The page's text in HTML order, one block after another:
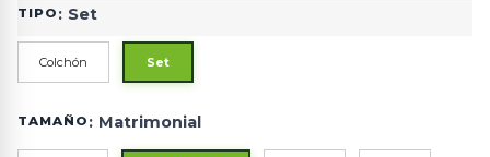
TIPO : Set
Colchón Set
TAMAÑO : Matrimonial